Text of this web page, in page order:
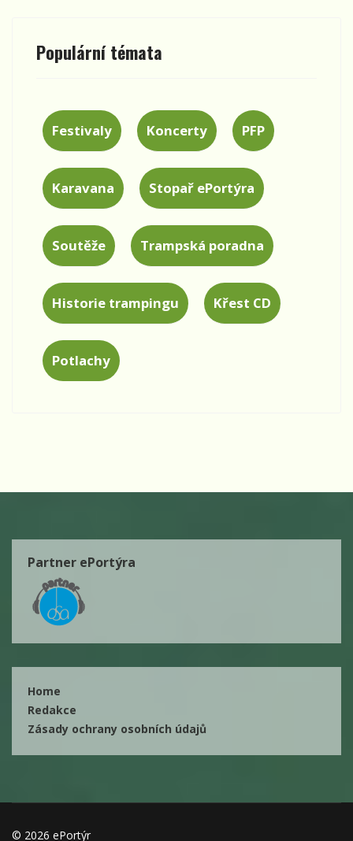
Populární témata
Festivaly Koncerty PFP
Karavana Stopař ePortýra
Soutěže Trampská poradna
Historie trampingu Křest CD
Potlachy
Partner ePortýra
Home
Redakce
Zásady ochrany osobních údajů
© 2026 ePortýr